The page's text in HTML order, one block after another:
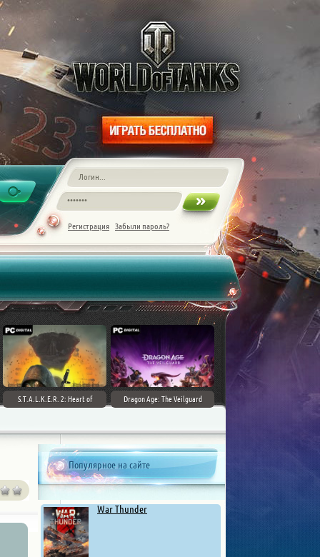
Регистрация Забыли пароль?
S.T.A.L.K.E.R. 2: Heart of
Dragon Age: The Veilguard
Популярное на сайте
War Thunder